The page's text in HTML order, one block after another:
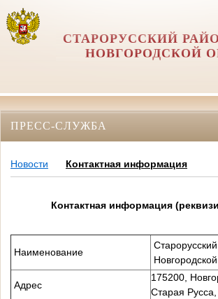
СТАРОРУССКИЙ
НОВГОРОДСКОЙ
ПРЕСС-СЛУЖБА
Новости Контактная информация
Контактная информация
Наименование
Адрес
175200,
Старая